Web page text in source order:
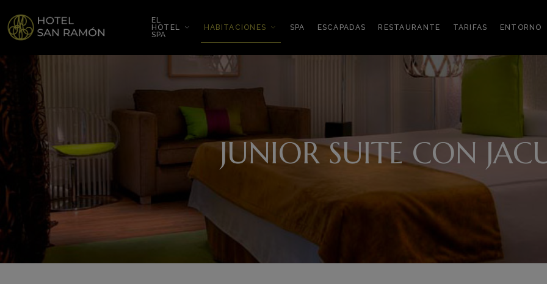
EL
HOTEL
SPA
HABITACIONES SPA ESCAPADAS RESTAURANTE TARIFAS ENTORNO
JUNIOR SUITE CON